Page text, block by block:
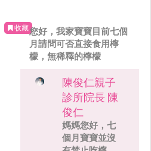
收藏您好，我家寶寶目前七個
月請問可否直接食用檸
檬，無稀釋的檸檬
陳俊仁親子
診所院長 陳
俊仁
媽媽您好，七
個月寶寶並沒